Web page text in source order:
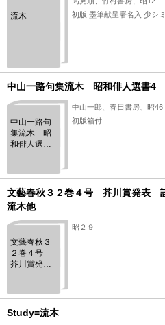
流木
初版 墨筆献呈署名入 少シ
中山一路句集流木 昭和俳人選書4
中山一路句
集流木 昭
和俳人選書
中山一郎、春日書房、昭46
初版箱付
文藝春秋３２巻４号 芥川賞発表
流木他
文藝春秋３
２巻４号
芥川賞発
作 庄野潤
三流木他
昭２９
Study=流木